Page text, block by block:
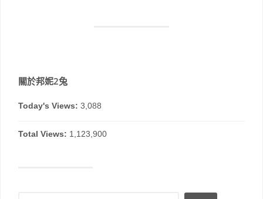
關於邦妮2兔
Today's Views: 3,088
Total Views: 1,123,900